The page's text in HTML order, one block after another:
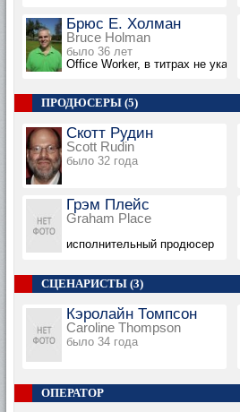
Брюс Е. Холман
Bruce Holman
было 36 лет
Office Worker, в титрах не указан
ПРОДЮСЕРЫ (5)
Скотт Рудин
Scott Rudin
было 32 года
Грэм Плейс
Graham Place
исполнительный продюсер
СЦЕНАРИСТЫ (3)
Кэролайн Томпсон
Caroline Thompson
было 34 года
ОПЕРАТОР